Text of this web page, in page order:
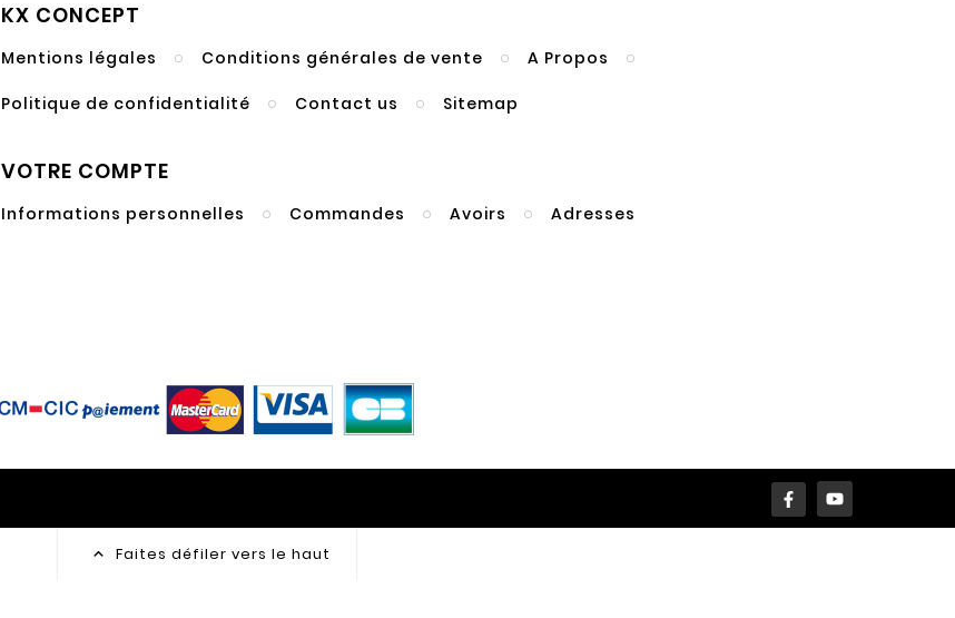
KX CONCEPT
Mentions légales Conditions générales de vente A Propos
Politique de confidentialité Contact us Sitemap
VOTRE COMPTE
Informations personnelles Commandes Avoirs Adresses
 Faites défiler vers le haut